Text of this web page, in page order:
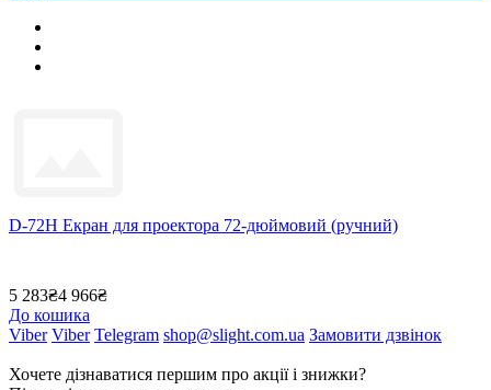
D-72H Екран для проектора 72-дюймовий (ручний)
5 283₴4 966₴
До кошика
Viber Viber Telegram shop@slight.com.ua Замовити дзвінок
Хочете дізнаватися першим про акції і знижки?